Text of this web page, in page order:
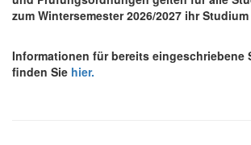
zum Wintersemester 2026/2027 ihr
Informationen für bereits eingeschriebene
finden Sie hier.